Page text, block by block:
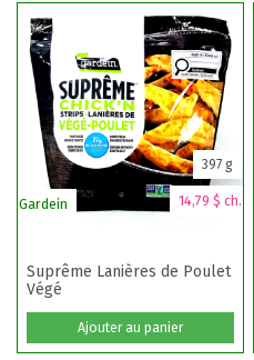
Gardein 14,79 $ ch.
397 g
Suprême Lanières de Poulet
Végé
Ajouter au panier